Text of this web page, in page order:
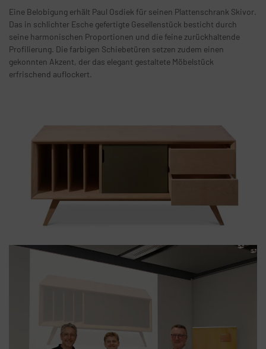
Eine Belobigung erhält Paul Osdiek für seinen Plattenschrank Skivor.
Das in schlichter Esche gefertigte Gesellenstück besticht durch
seine harmonischen Proportionen und die feine zurückhaltende
Profilierung. Die farbigen Schiebetüren setzen zudem einen
gekonnten Akzent, der das elegant gestaltete Möbelstück
erfrischend auflockert.